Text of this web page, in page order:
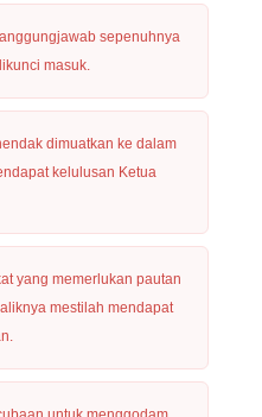
sepenuhnya
masuk.
dimuatkan ke dalam
kelulusan Ketua
yang memerlukan pautan
mestilah mendapat